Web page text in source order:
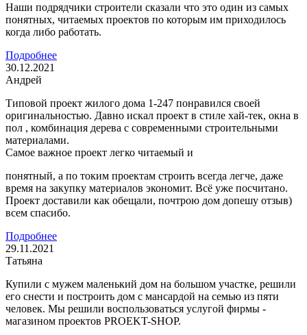
Наши подрядчики строители сказали что это один из самых
понятных, читаемых проектов по которым им приходилось
когда либо работать.
Подробнее
30.12.2021
Андрей
Типовой проект жилого дома 1-247 понравился своей
оригинальностью. Давно искал проект в стиле хай-тек, окна в
пол , комбинация дерева с современными строительными
материалами.
Самое важное проект легко читаемый и
понятный, а по токим проектам строить всегда легче, даже
время на закупку материалов экономит. Всё уже посчитано.
Проект доставили как обещали, почтрою дом допешу отзыв)
всем спасибо.
Подробнее
29.11.2021
Татьяна
Купили с мужем маленький дом на большом участке, решили
его снести и построить дом с мансардой на семью из пяти
человек. Мы решили воспользоваться услугой фирмы -
магазином проектов PROEKT-SHOP.